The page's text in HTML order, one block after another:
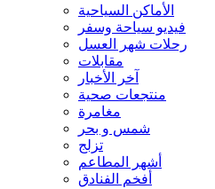
الأماكن السياحية
فيديو سياحة وسفر
رحلات شهر العسل
مقابلات
آخر الأخبار
منتجعات صحية
مغامرة
شمس و بحر
تزلج
أشهر المطاعم
أفخم الفنادق